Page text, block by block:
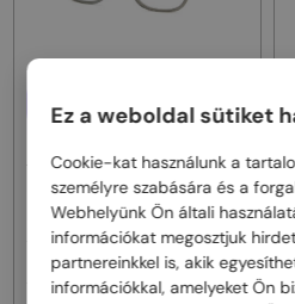
25 000 FT
TF5998-K-B - 020 - 51 - KÉK-IBOLYA
FÉNYT SZŰRŐ LENCSÉKKEL
71 000 Ft
Ez a weboldal sütiket
Cookie-kat használunk a
személyre szabására és a
Webhelyünk Ön általi
információkat megosztjuk
partnereinkkel is, akik
információkkal, amelyeket Ön